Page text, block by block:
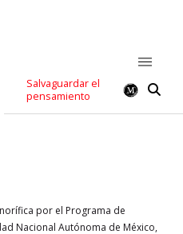
Salvaguardar el
pensamiento
por el Programa de
Nacional Autónoma de México,